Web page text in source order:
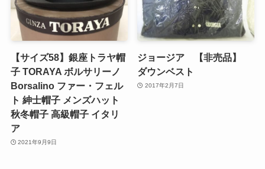
【サイズ58】銀座トラヤ帽
子 TORAYA ボルサリーノ
Borsalino ファー・フェル
ト 紳士帽子 メンズハット
秋冬帽子 高級帽子 イタリ
ア
2021年9月9日
ジョージア 【非売品】
ダウンベスト
2017年2月7日